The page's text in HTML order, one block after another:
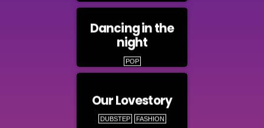
Dancing in the
night
POP
Our Lovestory
DUBSTEP FASHION